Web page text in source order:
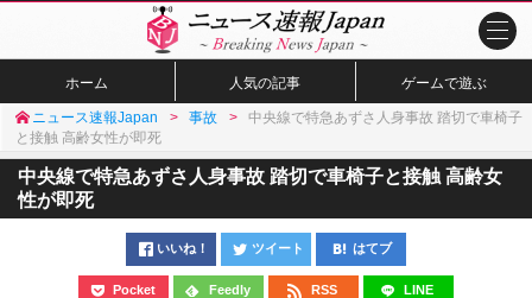
ホーム 人気の記事 ゲームで遊ぶ
ニュース速報Japan 事故
中央線で特急あずさ人身事故 踏切で車椅子
と接触 高齢女性が即死
中央線で特急あずさ人身事故 踏切で車椅子と接触 高齢女
性が即死
いいね！ ツイート はてブ
Pocket Feedly RSS LINE